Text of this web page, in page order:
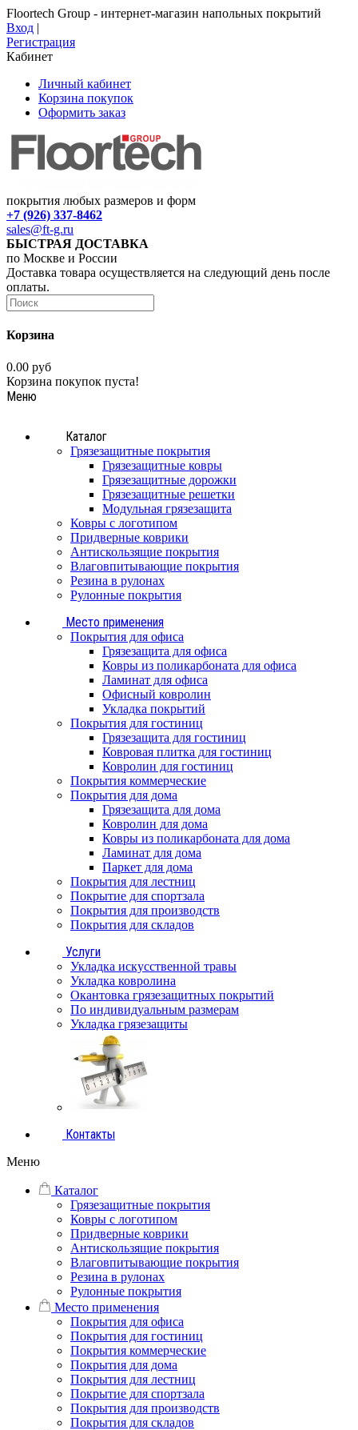
Floortech Group - интернет-магазин напольных покрытий
Вход |
Регистрация
Кабинет
Личный кабинет
Корзина покупок
Оформить заказ
покрытия любых размеров и форм
+7 (926) 337-8462
sales@ft-g.ru
БЫСТРАЯ ДОСТАВКА
по Москве и России
Доставка товара осуществляется на следующий день после
оплаты.
Корзина
0.00 руб
Корзина покупок пуста!
Меню
Каталог
Грязезащитные покрытия
Грязезащитные ковры
Грязезащитные дорожки
Грязезащитные решетки
Модульная грязезащита
Ковры с логотипом
Придверные коврики
Антискользящие покрытия
Влаговпитывающие покрытия
Резина в рулонах
Рулонные покрытия
Место применения
Покрытия для офиса
Грязезащита для офиса
Ковры из поликарбоната для офиса
Ламинат для офиса
Офисный ковролин
Укладка покрытий
Покрытия для гостиниц
Грязезащита для гостиниц
Ковровая плитка для гостиниц
Ковролин для гостиниц
Покрытия коммерческие
Покрытия для дома
Грязезащита для дома
Ковролин для дома
Ковры из поликарбоната для дома
Ламинат для дома
Паркет для дома
Покрытия для лестниц
Покрытие для спортзала
Покрытия для производств
Покрытия для складов
Услуги
Укладка искусственной травы
Укладка ковролина
Окантовка грязезащитных покрытий
По индивидуальным размерам
Укладка грязезащиты
Контакты
Меню
Каталог
Грязезащитные покрытия
Ковры с логотипом
Придверные коврики
Антискользящие покрытия
Влаговпитывающие покрытия
Резина в рулонах
Рулонные покрытия
Место применения
Покрытия для офиса
Покрытия для гостиниц
Покрытия коммерческие
Покрытия для дома
Покрытия для лестниц
Покрытие для спортзала
Покрытия для производств
Покрытия для складов